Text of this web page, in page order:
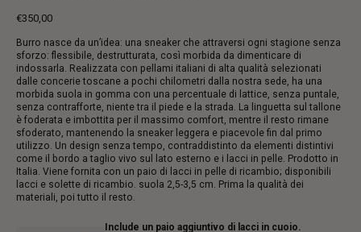
€350,00
intero
Burro nasce da un’idea: una sneaker che attraversi ogni stagione senza
sforzo: flessibile, destrutturata, così morbida da dimenticare di
indossarla. Realizzata con pellami italiani di alta qualità selezionati
dalle concerie toscane a pochi chilometri dalla nostra sede, ha una
morbida suola in gomma con una percentuale di lattice, senza puntale,
senza contrafforte, niente tra il piede e la strada. La linguetta sul tallone
è foderata e imbottita per il massimo comfort, mentre il resto rimane
sfoderato, mantenendo la sneaker leggera e piacevole fin dal primo
utilizzo. Un design senza tempo, contraddistinto da elementi distintivi
come il bordo a taglio vivo sul lato esterno e i lacci in pelle. Prodotto in
Italia. Viene fornita con un paio di lacci in pelle di ricambio; disponibili
lacci e solette di ricambio. suola 2,5-3,5 cm. Prima la qualità dei
materiali, poi tutto il resto.
Include un paio aggiuntivo di lacci in cuoio.